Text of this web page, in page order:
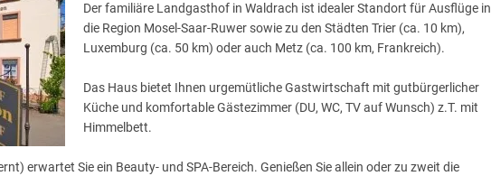
Der familiäre Landgasthof in Waldrach ist idealer Standort für Ausflüge in
die Region Mosel-Saar-Ruwer sowie zu den Städten Trier (ca. 10 km),
Luxemburg (ca. 50 km) oder auch Metz (ca. 100 km, Frankreich).
Das Haus bietet Ihnen urgemütliche Gastwirtschaft mit gutbürgerlicher
Küche und komfortable Gästezimmer (DU, WC, TV auf Wunsch) z.T. mit
Himmelbett.
erwartet Sie ein Beauty- und SPA-Bereich. Genießen Sie allein oder zu zweit die